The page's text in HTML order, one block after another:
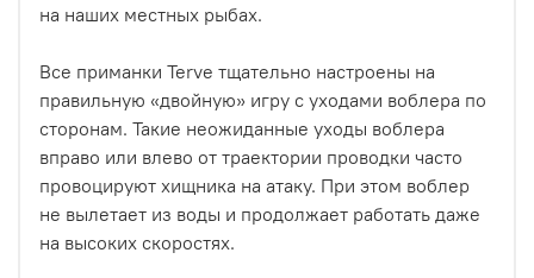
на наших местных рыбах.
Все приманки Terve тщательно настроены на
правильную «двойную» игру с уходами воблера по
сторонам. Такие неожиданные уходы воблера
вправо или влево от траектории проводки часто
провоцируют хищника на атаку. При этом воблер
не вылетает из воды и продолжает работать даже
на высоких скоростях.